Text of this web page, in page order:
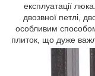
експлуатації
двозвної петлі,
особливим
плиток, що дуже